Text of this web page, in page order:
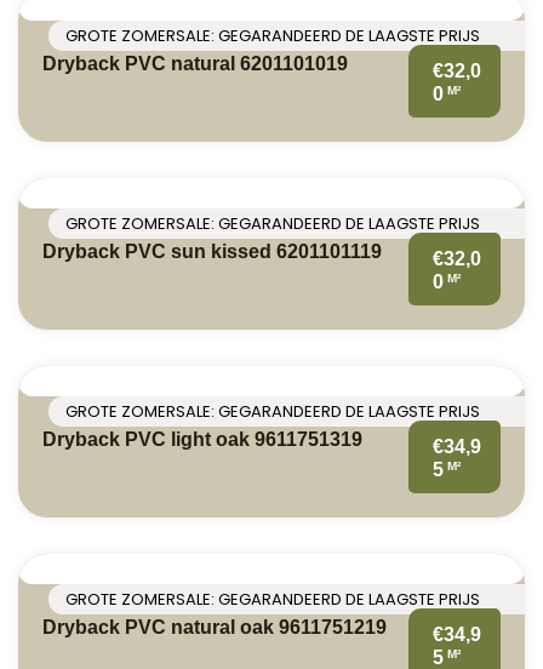
GROTE ZOMERSALE: GEGARANDEERD DE LAAGSTE PRIJS
Dryback PVC natural 6201101019
€32,0
0 M²
GROTE ZOMERSALE: GEGARANDEERD DE LAAGSTE PRIJS
Dryback PVC sun kissed 6201101119
€32,0
0 M²
GROTE ZOMERSALE: GEGARANDEERD DE LAAGSTE PRIJS
Dryback PVC light oak 9611751319
€34,9
5 M²
GROTE ZOMERSALE: GEGARANDEERD DE LAAGSTE PRIJS
Dryback PVC natural oak 9611751219
€34,9
5 M²